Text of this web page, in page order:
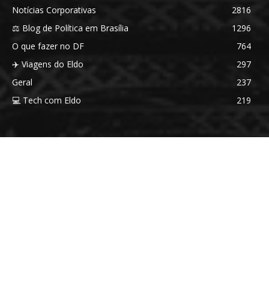
Notícias Corporativas
2816
⚖️ Blog de Política em Brasília
1296
O que fazer no DF
764
✈️ Viagens do Eldo
297
Geral
237
💻 Tech com Eldo
219